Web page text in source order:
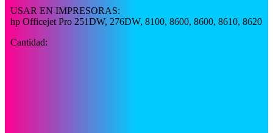
USAR EN IMPRESORAS:
hp Officejet Pro 251DW, 276DW, 8100, 8600, 8600, 8610, 8620
Cantidad: